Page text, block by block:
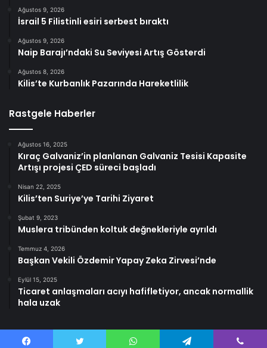
Ağustos 9, 2026
İsrail 5 Filistinli esiri serbest bıraktı
Ağustos 9, 2026
Naip Barajı’ndaki Su Seviyesi Artış Gösterdi
Ağustos 8, 2026
Kilis’te Kurbanlık Pazarında Hareketlilik
Rastgele Haberler
Ağustos 16, 2025
Kıraç Galvaniz’in planlanan Galvaniz Tesisi Kapasite
Artışı projesi ÇED süreci başladı
Nisan 22, 2025
Kilis’ten Suriye’ye Tarihi Ziyaret
Şubat 9, 2023
Muslera tribünden koltuk değnekleriyle ayrıldı
Temmuz 4, 2026
Başkan Vekili Özdemir Yapay Zeka Zirvesi’nde
Eylül 15, 2025
Ticaret anlaşmaları acıyı hafifletiyor, ancak normallik
hala uzak